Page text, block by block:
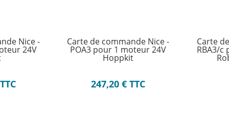
Nice -
24V
TTC
Carte de commande Nice -
POA3 pour 1 moteur 24V
Hoppkit
247,20€ TTC
Carte
RBA3/c